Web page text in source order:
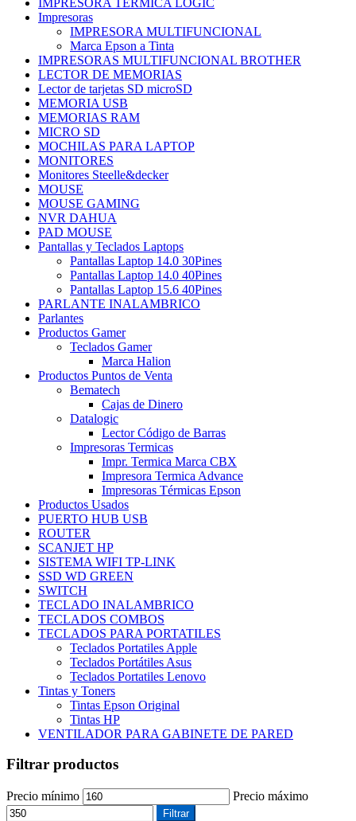
Impresoras
IMPRESORA MULTIFUNCIONAL
Marca Epson a Tinta
IMPRESORAS MULTIFUNCIONAL BROTHER
LECTOR DE MEMORIAS
Lector de tarjetas SD microSD
MEMORIA USB
MEMORIAS RAM
MICRO SD
MOCHILAS PARA LAPTOP
MONITORES
Monitores Steelle&decker
MOUSE
MOUSE GAMING
NVR DAHUA
PAD MOUSE
Pantallas y Teclados Laptops
Pantallas Laptop 14.0 30Pines
Pantallas Laptop 14.0 40Pines
Pantallas Laptop 15.6 40Pines
PARLANTE INALAMBRICO
Parlantes
Productos Gamer
Teclados Gamer
Marca Halion
Productos Puntos de Venta
Bematech
Cajas de Dinero
Datalogic
Lector Código de Barras
Impresoras Termicas
Impr. Termica Marca CBX
Impresora Termica Advance
Impresoras Térmicas Epson
Productos Usados
PUERTO HUB USB
ROUTER
SCANJET HP
SISTEMA WIFI TP-LINK
SSD WD GREEN
SWITCH
TECLADO INALAMBRICO
TECLADOS COMBOS
TECLADOS PARA PORTATILES
Teclados Portatiles Apple
Teclados Portátiles Asus
Teclados Portatiles Lenovo
Tintas y Toners
Tintas Epson Original
Tintas HP
VENTILADOR PARA GABINETE DE PARED
Filtrar productos
Precio mínimo Precio máximo
Filtrar